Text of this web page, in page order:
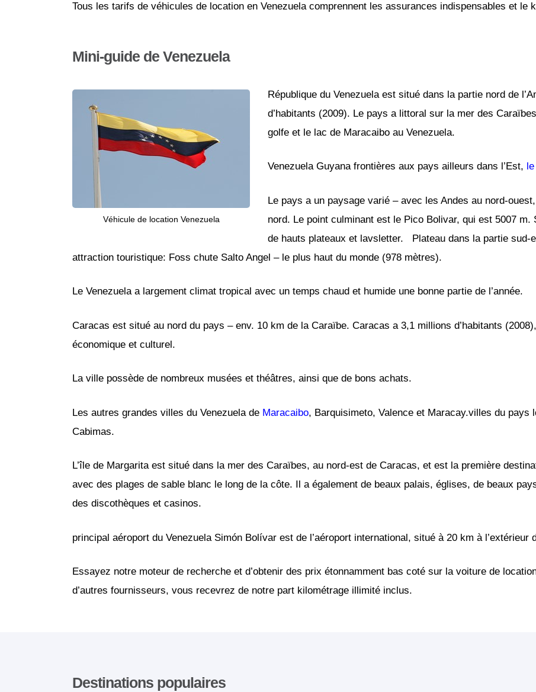
Tous les tarifs de véhicules de location en Venezuela comprennent les assurances indispensables et le
Mini-guide de Venezuela
Véhicule de location Venezuela
République du Venezuela est situé dans la partie nord de
d’habitants (2009). Le pays a littoral sur la mer des
golfe et le lac de Maracaibo au Venezuela.
Venezuela Guyana frontières aux pays ailleurs dans l’Est,
Le pays a un paysage varié – avec les Andes au nord-
nord. Le point culminant est le Pico Bolivar, qui est 5007
de hauts plateaux et lavsletter. Plateau dans la partie sud-
attraction touristique: Foss chute Salto Angel – le plus haut du monde (978 mètres).
Le Venezuela a largement climat tropical avec un temps chaud et humide une bonne partie de l’année.
Caracas est situé au nord du pays – env. 10 km de la Caraïbe. Caracas a 3,1 millions d’habitants
économique et culturel.
La ville possède de nombreux musées et théâtres, ainsi que de bons achats.
Les autres grandes villes du Venezuela de Maracaibo, Barquisimeto, Valence et Maracay.villes du
Cabimas.
L’île de Margarita est situé dans la mer des Caraïbes, au nord-est de Caracas, et est la première
avec des plages de sable blanc le long de la côte. Il a également de beaux palais, églises, de beaux
des discothèques et casinos.
principal aéroport du Venezuela Simón Bolívar est de l’aéroport international, situé à 20 km à
Essayez notre moteur de recherche et d’obtenir des prix étonnamment bas coté sur la voiture de
d’autres fournisseurs, vous recevrez de notre part kilométrage illimité inclus.
Destinations populaires